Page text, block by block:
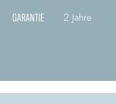
GARANTIE 2 Jahre